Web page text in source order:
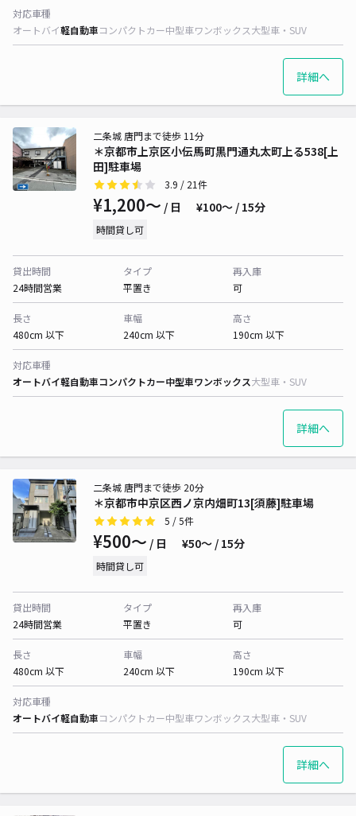
対応車種
オートバイ軽自動車コンパクトカー中型車ワンボックス大型車・SUV
詳細へ
＊京都市上京区小伝馬町黒門通丸太町上る538[上
田]駐車場
二条城 唐門まで徒歩 11分
3.9 / 21件
¥1,200〜 / 日 ¥100〜 / 15分
時間貸し可
貸出時間
24時間営業
タイプ
平置き
再入庫
可
長さ
480cm 以下
車幅
240cm 以下
高さ
190cm 以下
対応車種
オートバイ軽自動車コンパクトカー中型車ワンボックス大型車・SUV
詳細へ
＊京都市中京区西ノ京内畑町13[須藤]駐車場
二条城 唐門まで徒歩 20分
5 / 5件
¥500〜 / 日 ¥50〜 / 15分
時間貸し可
貸出時間
24時間営業
タイプ
平置き
再入庫
可
長さ
480cm 以下
車幅
240cm 以下
高さ
190cm 以下
対応車種
オートバイ軽自動車コンパクトカー中型車ワンボックス大型車・SUV
詳細へ